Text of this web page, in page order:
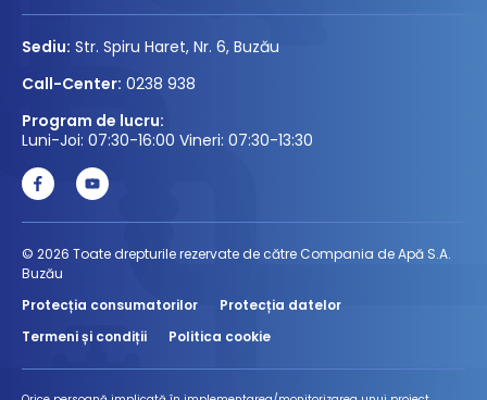
Sediu: Str. Spiru Haret, Nr. 6, Buzău
Call-Center: 0238 938
Program de lucru:
Luni-Joi: 07:30-16:00 Vineri: 07:30-13:30
© 2026 Toate drepturile rezervate de către Compania de Apă S.A.
Buzău
Protecția consumatorilor
Protecția datelor
Termeni și condiții
Politica cookie